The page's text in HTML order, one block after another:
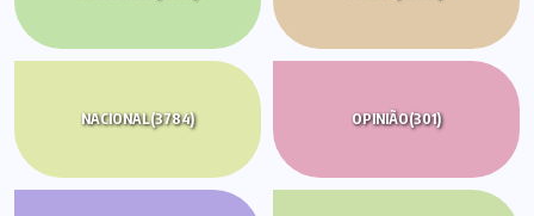
NACIONAL(3784) OPINIÃO(301)